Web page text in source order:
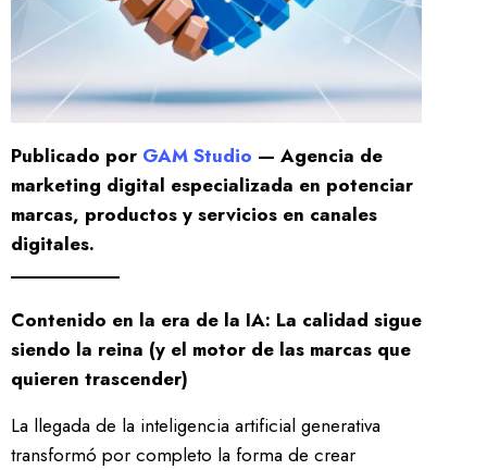
Publicado por GAM Studio — Agencia de
marketing digital especializada en potenciar
marcas, productos y servicios en canales
digitales.
Contenido en la era de la IA: La calidad sigue
siendo la reina (y el motor de las marcas que
quieren trascender)
La llegada de la inteligencia artificial generativa
transformó por completo la forma de crear